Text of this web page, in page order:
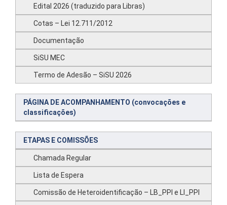
Edital 2026 (traduzido para Libras)
Cotas – Lei 12.711/2012
Documentação
SiSU MEC
Termo de Adesão – SiSU 2026
PÁGINA DE ACOMPANHAMENTO (convocações e
classificações)
ETAPAS E COMISSÕES
Chamada Regular
Lista de Espera
Comissão de Heteroidentificação – LB_PPI e LI_PPI